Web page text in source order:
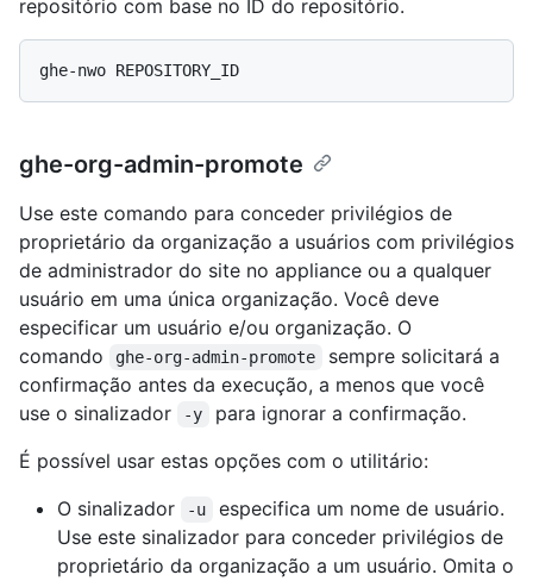
repositório com base no ID do repositório.
ghe-org-admin-promote
Use este comando para conceder privilégios de
proprietário da organização a usuários com privilégios
de administrador do site no appliance ou a qualquer
usuário em uma única organização. Você deve
especificar um usuário e/ou organização. O
comando
ghe-org-admin-promote
sempre solicitará a
confirmação antes da execução, a menos que você
use o sinalizador
-y
para ignorar a confirmação.
É possível usar estas opções com o utilitário:
O sinalizador
-u
especifica um nome de usuário.
Use este sinalizador para conceder privilégios de
proprietário da organização a um usuário. Omita o